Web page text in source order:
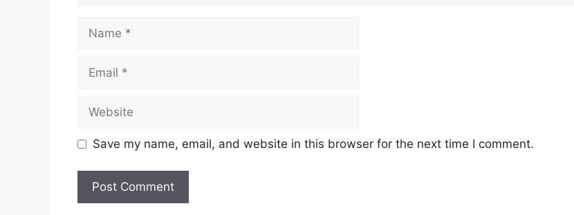
Name
Email
Website
Save my name, email, and website in this browser for the next time I comment.